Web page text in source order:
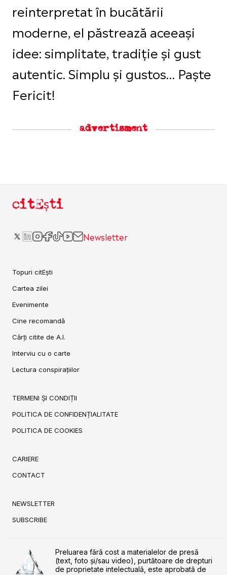
reinterpretat în bucătării
moderne, el păstrează aceeași
idee: simplitate, tradiție și gust
autentic. Simplu și gustos… Paște
Fericit!
advertisment
citEști
Newsletter
Topuri citEști
Cartea zilei
Evenimente
Cine recomandă
Cărți citite de A.I.
Interviu cu o carte
Lectura conspirațiilor
TERMENI ȘI CONDIȚII
POLITICA DE CONFIDENȚIALITATE
POLITICA DE COOKIES
CARIERE
CONTACT
NEWSLETTER
SUBSCRIBE
Preluarea fără cost a materialelor de presă
(text, foto și/sau video), purtătoare de drepturi
de proprietate intelectuală, este aprobată de